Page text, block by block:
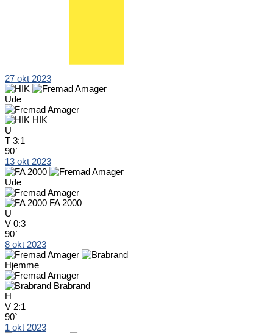
27 okt 2023
Ude
HIK
U
T 3:1
90`
13 okt 2023
Ude
FA 2000
U
V 0:3
90`
8 okt 2023
Hjemme
Brabrand
H
V 2:1
90`
1 okt 2023